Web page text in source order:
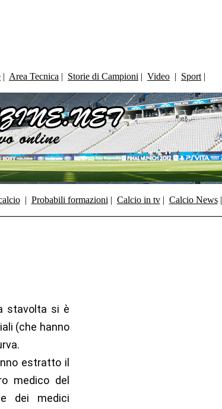
| Area Tecnica | Storie di Campioni | Video | Sport |
| Probabili formazioni | Calcio in tv| Calcio News|
stavolta si è
(che hanno
estratto il
medico del
dei medici